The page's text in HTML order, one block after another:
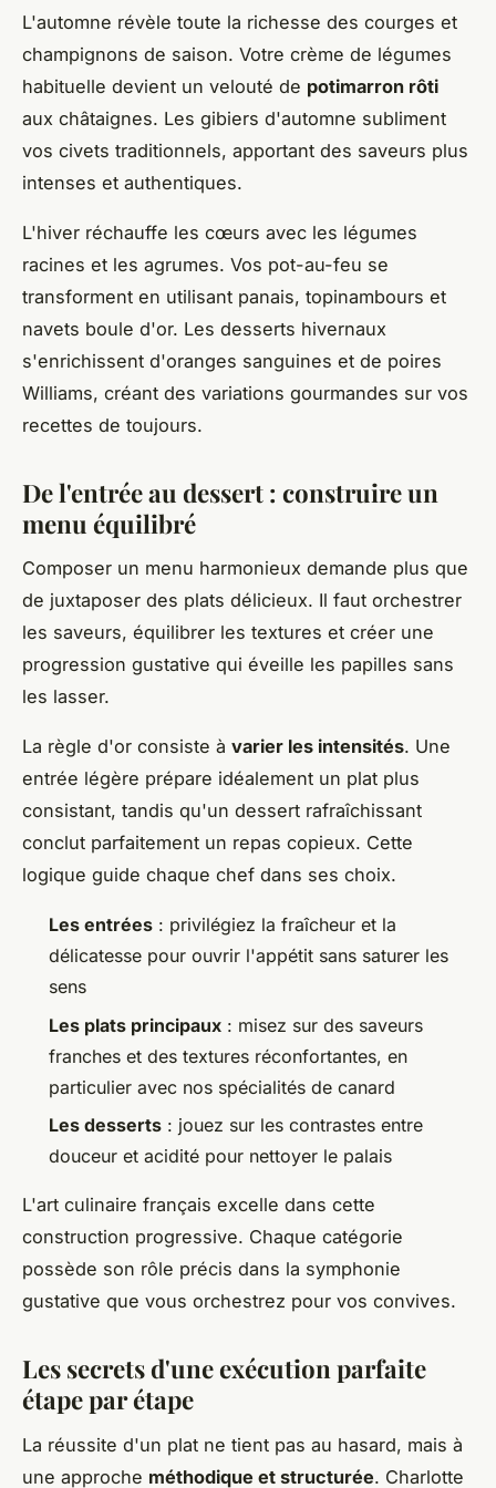
L'automne révèle toute la richesse des courges et
champignons de saison. Votre crème de légumes
habituelle devient un velouté de potimarron rôti
aux châtaignes. Les gibiers d'automne subliment
vos civets traditionnels, apportant des saveurs plus
intenses et authentiques.
L'hiver réchauffe les cœurs avec les légumes
racines et les agrumes. Vos pot-au-feu se
transforment en utilisant panais, topinambours et
navets boule d'or. Les desserts hivernaux
s'enrichissent d'oranges sanguines et de poires
Williams, créant des variations gourmandes sur vos
recettes de toujours.
De l'entrée au dessert : construire un
menu équilibré
Composer un menu harmonieux demande plus que
de juxtaposer des plats délicieux. Il faut orchestrer
les saveurs, équilibrer les textures et créer une
progression gustative qui éveille les papilles sans
les lasser.
La règle d'or consiste à varier les intensités. Une
entrée légère prépare idéalement un plat plus
consistant, tandis qu'un dessert rafraîchissant
conclut parfaitement un repas copieux. Cette
logique guide chaque chef dans ses choix.
Les entrées : privilégiez la fraîcheur et la
délicatesse pour ouvrir l'appétit sans saturer les
sens
Les plats principaux : misez sur des saveurs
franches et des textures réconfortantes, en
particulier avec nos spécialités de canard
Les desserts : jouez sur les contrastes entre
douceur et acidité pour nettoyer le palais
L'art culinaire français excelle dans cette
construction progressive. Chaque catégorie
possède son rôle précis dans la symphonie
gustative que vous orchestrez pour vos convives.
Les secrets d'une exécution parfaite
étape par étape
La réussite d'un plat ne tient pas au hasard, mais à
une approche méthodique et structurée. Charlotte